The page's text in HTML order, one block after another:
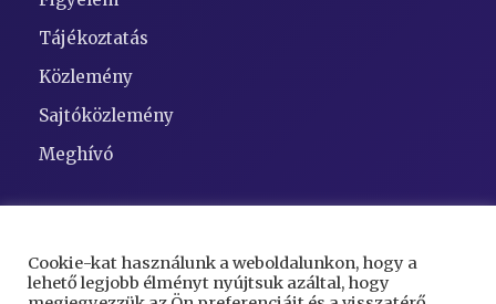
Tájékoztatás
Közlemény
Sajtóközlemény
Meghívó
Cím: 5948 Kaszaper, Szent Gellért tér 1
Cookie-kat használunk a weboldalunkon, hogy a
lehető legjobb élményt nyújtsuk azáltal, hogy